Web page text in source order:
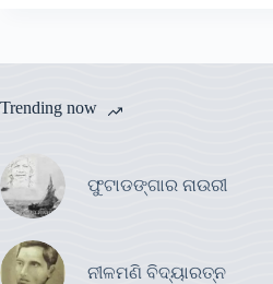
Trending now
ଫୁଟାଡଙ୍ଗାର ନାଉରୀ
ନୀଳମଣି ବିଦ୍ୟାରତ୍ନ